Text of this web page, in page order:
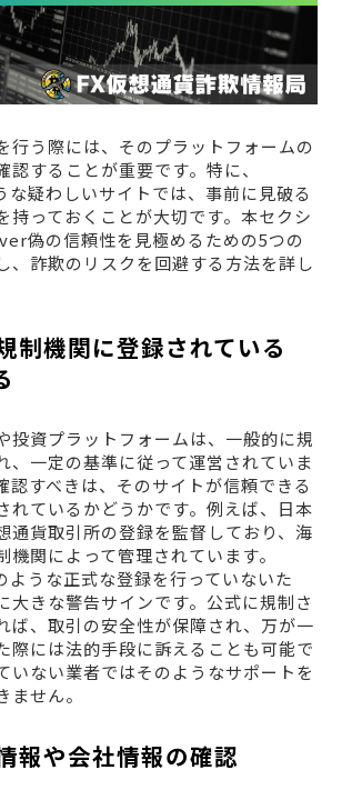
行う際には、そのプラットフォームの
認することが重要です。特に、
疑わしいサイトでは、事前に見破る
持っておくことが大切です。本セクシ
偽の信頼性を見極めるための5つの
、詐欺のリスクを回避する方法を詳し
制機関に登録されている
投資プラットフォームは、一般的に規
、一定の基準に従って運営されていま
認すべきは、そのサイトが信頼できる
れているかどうかです。例えば、日本
通貨取引所の登録を監督しており、海
機関によって管理されています。
うな正式な登録を行っていないた
大きな警告サインです。公式に規制さ
ば、取引の安全性が保障され、万が一
際には法的手段に訴えることも可能で
いない業者ではそのようなサポートを
せん。
報や会社情報の確認